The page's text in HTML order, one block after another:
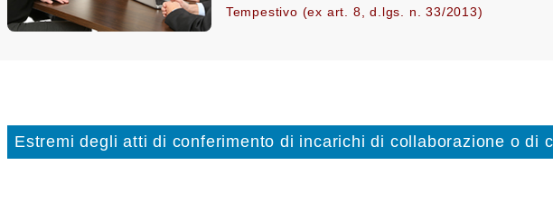
Tempestivo (ex art. 8, d.lgs. n. 33/2013)
Estremi degli atti di conferimento di incarichi di collaborazione o di